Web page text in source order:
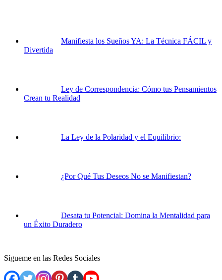
Manifiesta los Sueños YA: La Técnica FÁCIL y
Divertida
Ley de Correspondencia: Cómo tus Pensamientos
Crean tu Realidad
La Ley de la Polaridad y el Equilibrio:
¿Por Qué Tus Deseos No se Manifiestan?
Desata tu Potencial: Domina la Mentalidad para
un Éxito Duradero
Sígueme en las Redes Sociales